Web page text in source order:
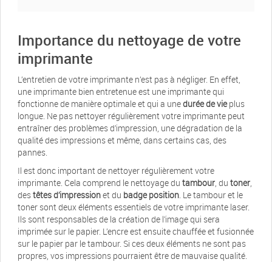
Importance du nettoyage de votre
imprimante
L’entretien de votre imprimante n’est pas à négliger. En effet,
une imprimante bien entretenue est une imprimante qui
fonctionne de manière optimale et qui a unedurée de vieplus
longue. Ne pas nettoyer régulièrement votre imprimante peut
entraîner des problèmes d’impression, une dégradation de la
qualité des impressions et même, dans certains cas, des
pannes.
Il est donc important de nettoyer régulièrement votre
imprimante. Cela comprend le nettoyage du tambour , du toner
destêtes d’impressionet du badge position . Le tambour et le
toner sont deux éléments essentiels de votre imprimante laser.
Ils sont responsables de la création de l’image qui sera
imprimée sur le papier. L’encre est ensuite chauffée et fusionnée
sur le papier par le tambour. Si ces deux éléments ne sont pas
propres, vos impressions pourraient être de mauvaise qualité.